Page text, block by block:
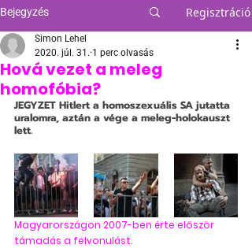
Bejegyzés Regisztráció
Hová vezet a meleg
homofóbia?
Simon Lehel
2020. júl. 31. 1 perc olvasás
JEGYZET Hitlert a homoszexuális SA jutatta
uralomra, aztán a vége a meleg-holokauszt
lett.
Magyarországon 2007-ben érte először
támadás a felvonulást.